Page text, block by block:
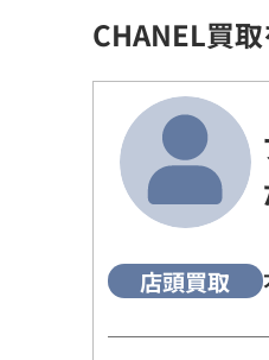
CHANEL買
店頭買取